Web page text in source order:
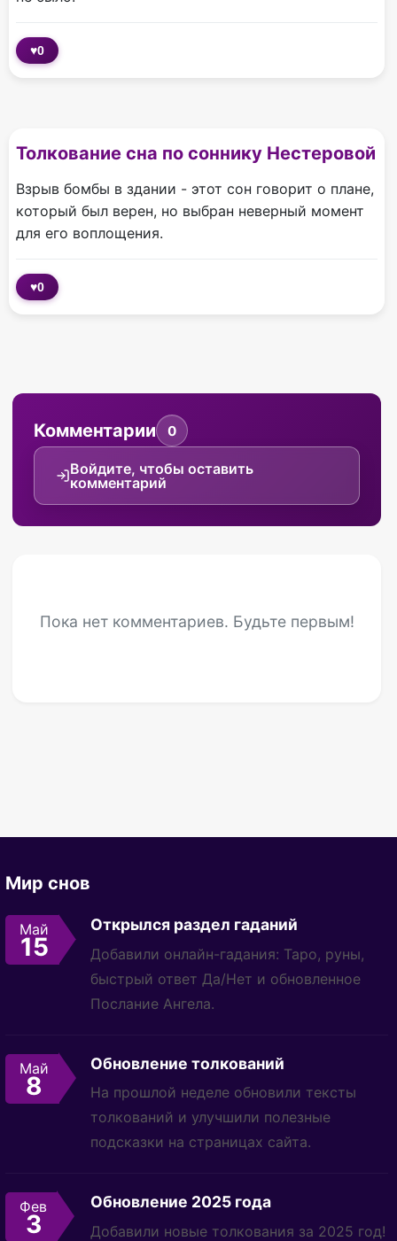
♥0
Толкование сна по соннику Нестеровой
Взрыв бомбы в здании - этот сон говорит о плане,
который был верен, но выбран неверный момент
для его воплощения.
♥0
Комментарии 0
Войдите, чтобы оставить
комментарий
Пока нет комментариев. Будьте первым!
Мир снов
Май
15
Открылся раздел гаданий
Добавили онлайн-гадания: Таро, руны,
быстрый ответ Да/Нет и обновленное
Послание Ангела.
Май
8
Обновление толкований
На прошлой неделе обновили тексты
толкований и улучшили полезные
подсказки на страницах сайта.
Фев
3
Обновление 2025 года
Добавили новые толкования за 2025 год!